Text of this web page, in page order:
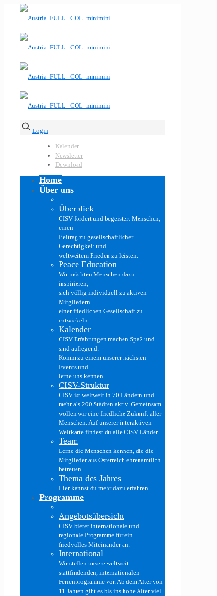
Login
Kalender
Newsletter
Download
Home
Über uns
Überblick
CISV fördert und begeistert Menschen,
einen
Beitrag zu gesellschaftlicher
Gerechtigkeit und
weltweitem Frieden zu leisten.
Peace Education
Wir möchten Menschen dazu
inspirieren,
sich völlig individuell zu aktiven
Mitgliedern
einer friedlichen Gesellschaft zu
entwickeln.
Kalender
CISV Erfahrungen machen Spaß und
sind aufregend.
Komm zu einem unserer nächsten
Events und
lerne uns kennen.
CISV-Struktur
CISV ist weltweit in 70 Ländern und
mehr als 200 Städten aktiv. Gemeinsam
wollen wir eine friedliche Zukunft aller
Menschen. Auf unserer interaktiven
Weltkarte findest du alle CISV Länder.
Team
Lerne die Menschen kennen, die die
Mitglieder aus Österreich ehrenamtlich
betreuen.
Thema des Jahres
Hier kannst du mehr dazu erfahren ...
Programme
Angebotsübersicht
CISV bietet internationale und
regionale Programme für ein
friedvolles Miteinander an.
International
Wir stellen unsere weltweit
stattfindenden, internationalen
Ferienprogramme vor. Ab dem Alter von
11 Jahren gibt es bis ins hohe Alter viel